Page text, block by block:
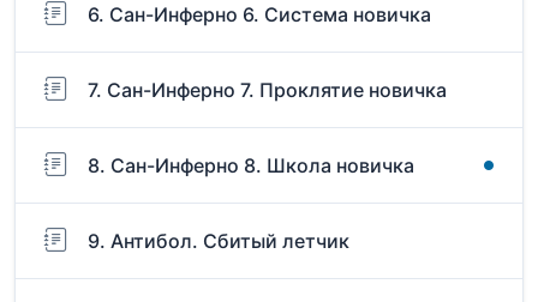
6. Сан-Инферно 6. Система новичка
7. Сан-Инферно 7. Проклятие новичка
8. Сан-Инферно 8. Школа новичка
9. Антибол. Сбитый летчик